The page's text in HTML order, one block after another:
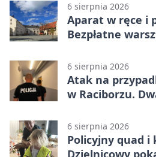
6 sierpnia 2026
Aparat w ręce i
Bezpłatne
6 sierpnia 2026
Atak na
w Raciborzu.
6 sierpnia 2026
Policyjny quad i